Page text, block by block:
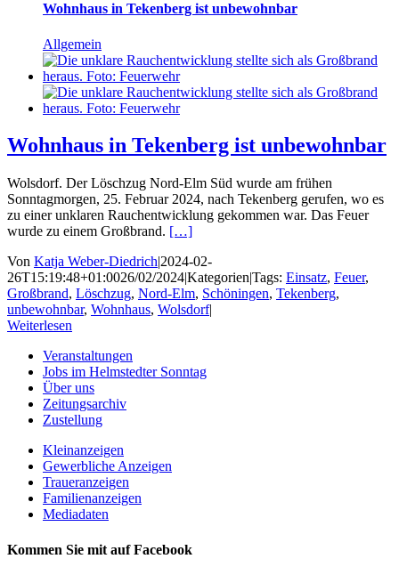
Wohnhaus in Tekenberg ist unbewohnbar
Allgemein
Wohnhaus in Tekenberg ist unbewohnbar
Wolsdorf. Der Löschzug Nord-Elm Süd wurde am frühen
Sonntagmorgen, 25. Februar 2024, nach Tekenberg gerufen, wo es
zu einer unklaren Rauchentwicklung gekommen war. Das Feuer
wurde zu einem Großbrand. […]
Von Katja Weber-Diedrich|2024-02-
26T15:19:48+01:0026/02/2024|Kategorien|Tags: Einsatz, Feuer,
Großbrand, Löschzug, Nord-Elm, Schöningen, Tekenberg,
unbewohnbar, Wohnhaus, Wolsdorf|
Weiterlesen
Veranstaltungen
Jobs im Helmstedter Sonntag
Über uns
Zeitungsarchiv
Zustellung
Kleinanzeigen
Gewerbliche Anzeigen
Traueranzeigen
Familienanzeigen
Mediadaten
Kommen Sie mit auf Facebook